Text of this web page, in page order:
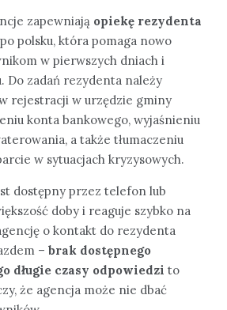
zapewniają opiekę rezydenta
polsku, która pomaga nowo
w pierwszych dniach i
Do zadań rezydenta należy
rejestracji w urzędzie gminy
konta bankowego, wyjaśnieniu
a także tłumaczeniu
w sytuacjach kryzysowych.
dostępny przez telefon lub
doby i reaguje szybko na
o kontakt do rezydenta
– brak dostępnego
długie czasy odpowiedzi to
że agencja może nie dbać